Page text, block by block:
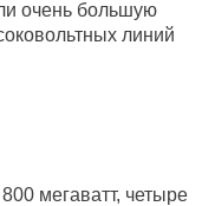
очень большую
линий
мегаватт, четыре